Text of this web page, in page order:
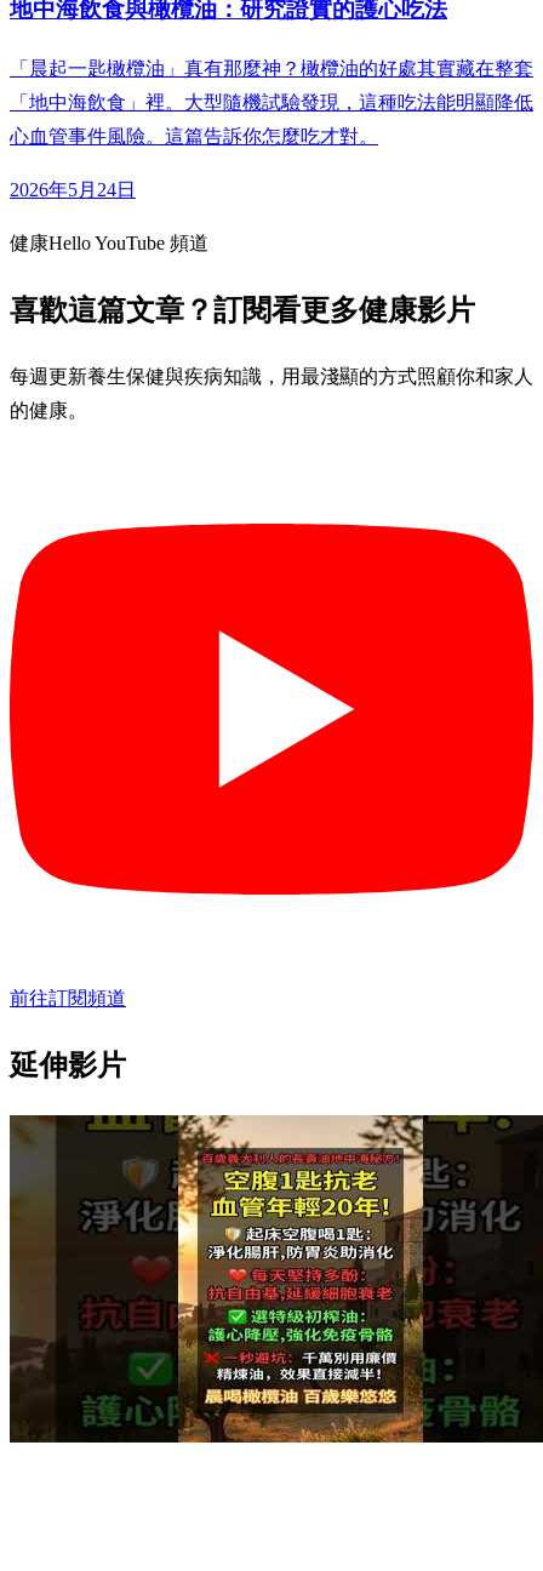
地中海飲食與橄欖油：研究證實的護心吃法
「晨起一匙橄欖油」真有那麼神？橄欖油的好處其實藏在整套
「地中海飲食」裡。大型隨機試驗發現，這種吃法能明顯降低
心血管事件風險。這篇告訴你怎麼吃才對。
2026年5月24日
健康Hello YouTube 頻道
喜歡這篇文章？訂閱看更多健康影片
每週更新養生保健與疾病知識，用最淺顯的方式照顧你和家人
的健康。
前往訂閱頻道
延伸影片